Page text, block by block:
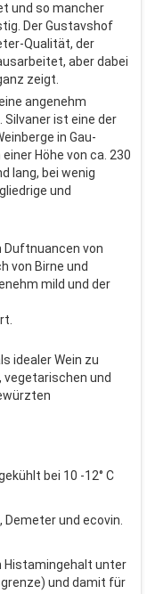
und so mancher
Der Gustavshof
Qualität, der
aber dabei
zeigt.
angenehm
ist eine der
in Gau-
Höhe von ca. 230
lang, bei wenig
und
Duftnuancen von
von Birne und
mild und der
idealer Wein zu
vegetarischen und
bei 10 -12° C
und ecovin.
Histamingehalt unter
und damit für